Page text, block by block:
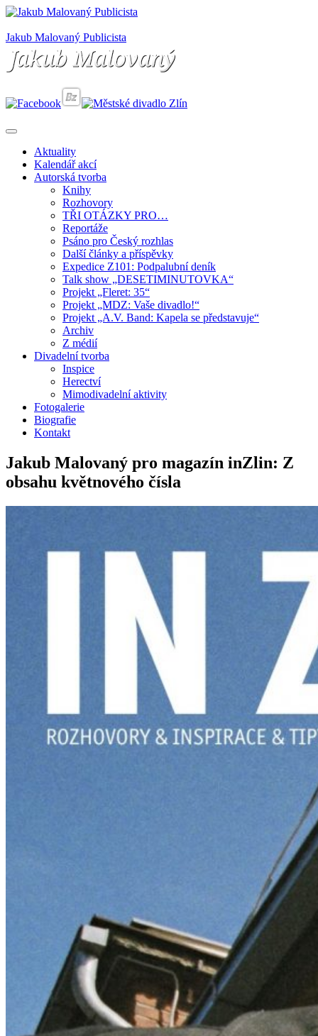
Jakub Malovaný Publicista
Aktuality
Kalendář akcí
Autorská tvorba
Knihy
Rozhovory
TŘI OTÁZKY PRO…
Reportáže
Psáno pro Český rozhlas
Další články a příspěvky
Expedice Z101: Podpalubní deník
Talk show „DESETIMINUTOVKA“
Projekt „Fleret: 35“
Projekt „MDZ: Vaše divadlo!“
Projekt „A.V. Band: Kapela se představuje“
Archiv
Z médií
Divadelní tvorba
Inspice
Herectví
Mimodivadelní aktivity
Fotogalerie
Biografie
Kontakt
Jakub Malovaný pro magazín inZlin: Z
obsahu květnového čísla